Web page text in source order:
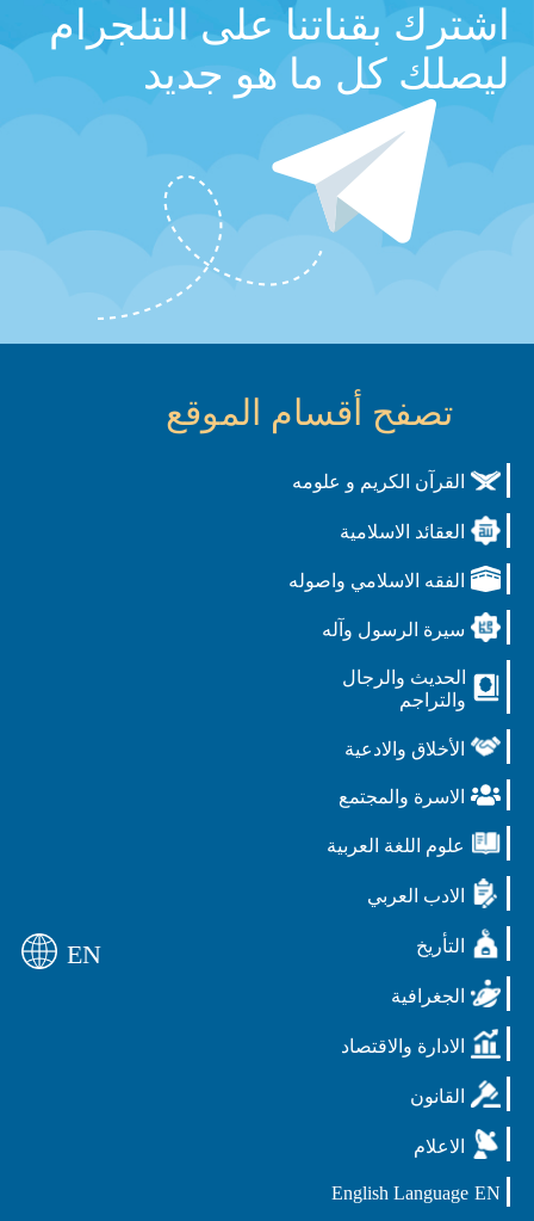
اشترك بقناتنا على التلجرام
ليصلك كل ما هو جديد
تصفح أقسام الموقع
القرآن الكريم و علومه
العقائد الاسلامية
الفقه الاسلامي واصوله
سيرة الرسول وآله
الحديث والرجال
والتراجم
الأخلاق والادعية
الاسرة والمجتمع
علوم اللغة العربية
الادب العربي
التأريخ
الجغرافية
الادارة والاقتصاد
القانون
الاعلام
EN
English Language
EN